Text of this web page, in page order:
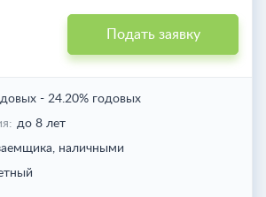
Подать заявку
- 24.20% годовых
до 8 лет
наличными